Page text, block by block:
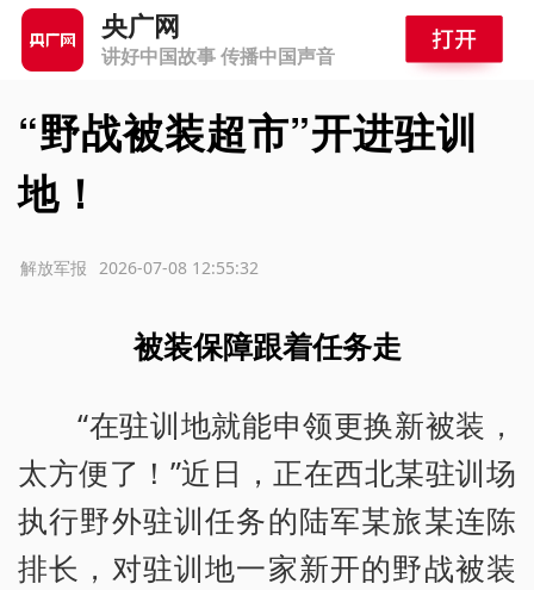
央广网
讲好中国故事 传播中国声音
“野战被装超市”开进驻训
地！
2026-07-08 12:55:32
解放军报
被装保障跟着任务走
“在驻训地就能申领更换新被装，
太方便了！”近日，正在西北某驻训场
执行野外驻训任务的陆军某旅某连陈
排长，对驻训地一家新开的野战被装